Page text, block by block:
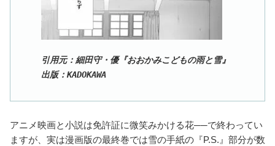
引用元：細田守・優『おおかみこどもの雨と雪』
出版：KADOKAWA
アニメ映画と小説は免許証に微笑みかける花──で終わってい
ますが、実は漫画版の最終巻では雪の手紙の『P.S.』部分が数